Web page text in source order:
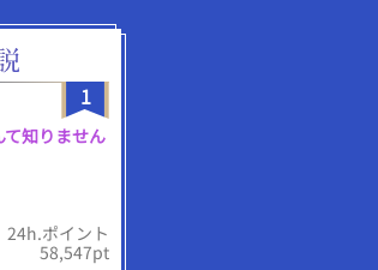
1
て知りません
24h.ポイント
58,547pt